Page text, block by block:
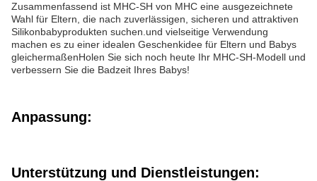
Zusammenfassend ist MHC-SH von MHC eine ausgezeichnete
Wahl für Eltern, die nach zuverlässigen, sicheren und attraktiven
Silikonbabyprodukten suchen.und vielseitige Verwendung
machen es zu einer idealen Geschenkidee für Eltern und Babys
gleichermaßenHolen Sie sich noch heute Ihr MHC-SH-Modell und
verbessern Sie die Badzeit Ihres Babys!
Anpassung:
Unterstützung und Dienstleistungen: